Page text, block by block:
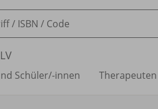
Schüler/-innen